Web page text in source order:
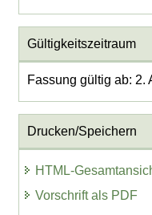
Gültigkeitszeitraum
Fassung gültig ab: 2.
Drucken/Speichern
HTML-
Vorschrift als PDF